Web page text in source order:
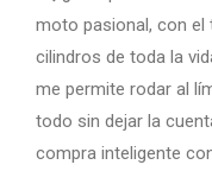
moto pasional, con
cilindros de toda la
me permite rodar al
todo sin dejar la
compra inteligente